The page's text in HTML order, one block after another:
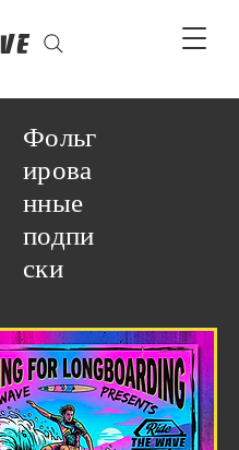
Фольг
ирова
нные
подпи
ски